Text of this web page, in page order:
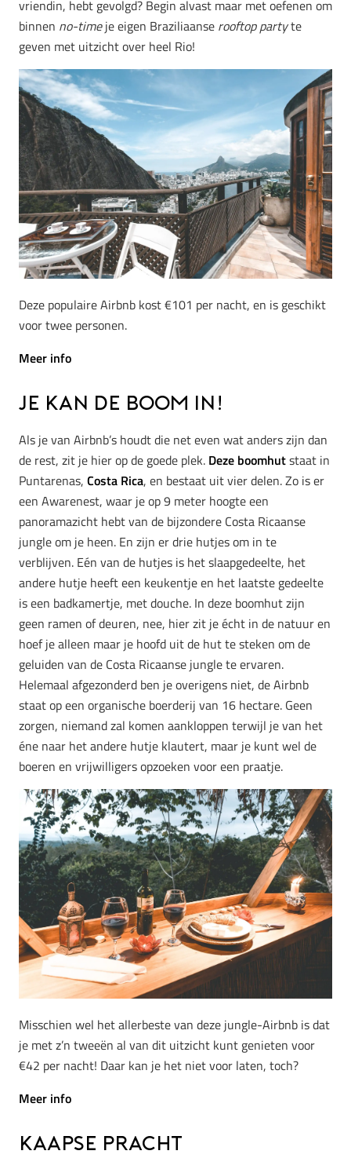
vriendin, hebt gevolgd? Begin alvast maar met oefenen om
binnen no-timeje eigen Braziliaanse rooftop partyte
geven met uitzicht over heel Rio!
Deze populaire Airbnb kost €101 per nacht, en is geschikt
voor twee personen.
Meer info
Je kan de boom in!
Als je van Airbnb’s houdt die net even wat anders zijn dan
de rest, zit je hier op de goede plek. Deze boomhutstaat in
Puntarenas, Costa Rica, en bestaat uit vier delen. Zo is er
een Awarenest, waar je op 9 meter hoogte een
panoramazicht hebt van de bijzondere Costa Ricaanse
jungle om je heen. En zijn er drie hutjes om in te
verblijven. Eén van de hutjes is het slaapgedeelte, het
andere hutje heeft een keukentje en het laatste gedeelte
is een badkamertje, met douche. In deze boomhut zijn
geen ramen of deuren, nee, hier zit je écht in de natuur en
hoef je alleen maar je hoofd uit de hut te steken om de
geluiden van de Costa Ricaanse jungle te ervaren.
Helemaal afgezonderd ben je overigens niet, de Airbnb
staat op een organische boerderij van 16 hectare. Geen
zorgen, niemand zal komen aankloppen terwijl je van het
éne naar het andere hutje klautert, maar je kunt wel de
boeren en vrijwilligers opzoeken voor een praatje.
Misschien wel het allerbeste van deze jungle-Airbnb is dat
je met z’n tweeën al van dit uitzicht kunt genieten voor
€42 per nacht! Daar kan je het niet voor laten, toch?
Meer info
Kaapse pracht